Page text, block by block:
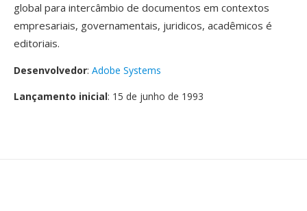
global para intercâmbio de documentos em contextos
empresariais, governamentais, juridicos, acadêmicos é
editoriais.
Desenvolvedor: Adobe Systems
Lançamento inicial: 15 de junho de 1993